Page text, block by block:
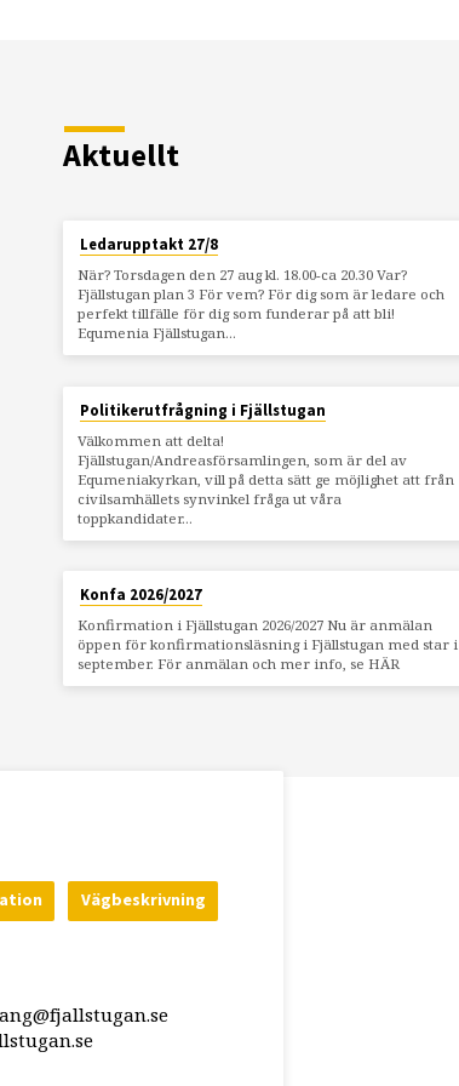
Aktuellt
Ledarupptakt 27/8
När? Torsdagen den 27 aug kl. 18.00-ca 20.30 Var?
Fjällstugan plan 3 För vem? För dig som är ledare och
perfekt tillfälle för dig som funderar på att bli!
Equmenia Fjällstugan…
Politikerutfrågning i Fjällstugan
Välkommen att delta!
Fjällstugan/Andreasförsamlingen, som är del av
Equmeniakyrkan, vill på detta sätt ge möjlighet att från
civilsamhällets synvinkel fråga ut våra
toppkandidater…
Konfa 2026/2027
Konfirmation i Fjällstugan 2026/2027 Nu är anmälan
öppen för konfirmationsläsning i Fjällstugan med star i
september. För anmälan och mer info, se HÄR
Vägbeskrivning